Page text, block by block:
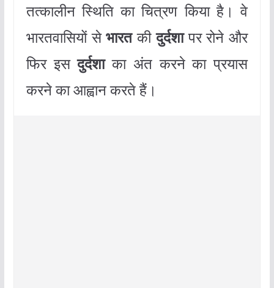
तत्कालीन स्थिति का चित्रण किया है। वे
भारतवासियों सेभारतकीदुर्दशापर रोने और
फिर इसदुर्दशाका अंत करने का प्रयास
करने का आह्वान करते हैं।